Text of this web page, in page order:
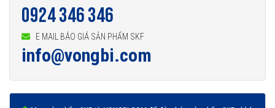
0924 346 346
E MAIL BÁO GIÁ SẢN PHẨM SKF
info@vongbi.com